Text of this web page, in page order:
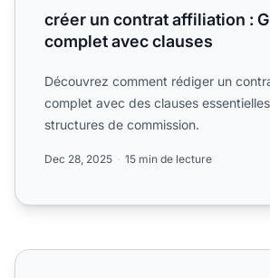
créer un contrat affiliation :
complet avec clauses
Découvrez comment rédiger un
complet avec des clauses
structures de commission.
Dec 28, 2025 15 min de lecture
des avis produits honnêtes sont